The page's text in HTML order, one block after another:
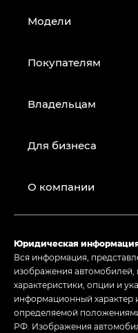
Модели
Покупателям
Владельцам
Для бизнеса
О компании
Юридическая
Вся информация,
изображения автомобилей,
характеристики, опции и
информационный характер
определяемой
РФ. Изображения